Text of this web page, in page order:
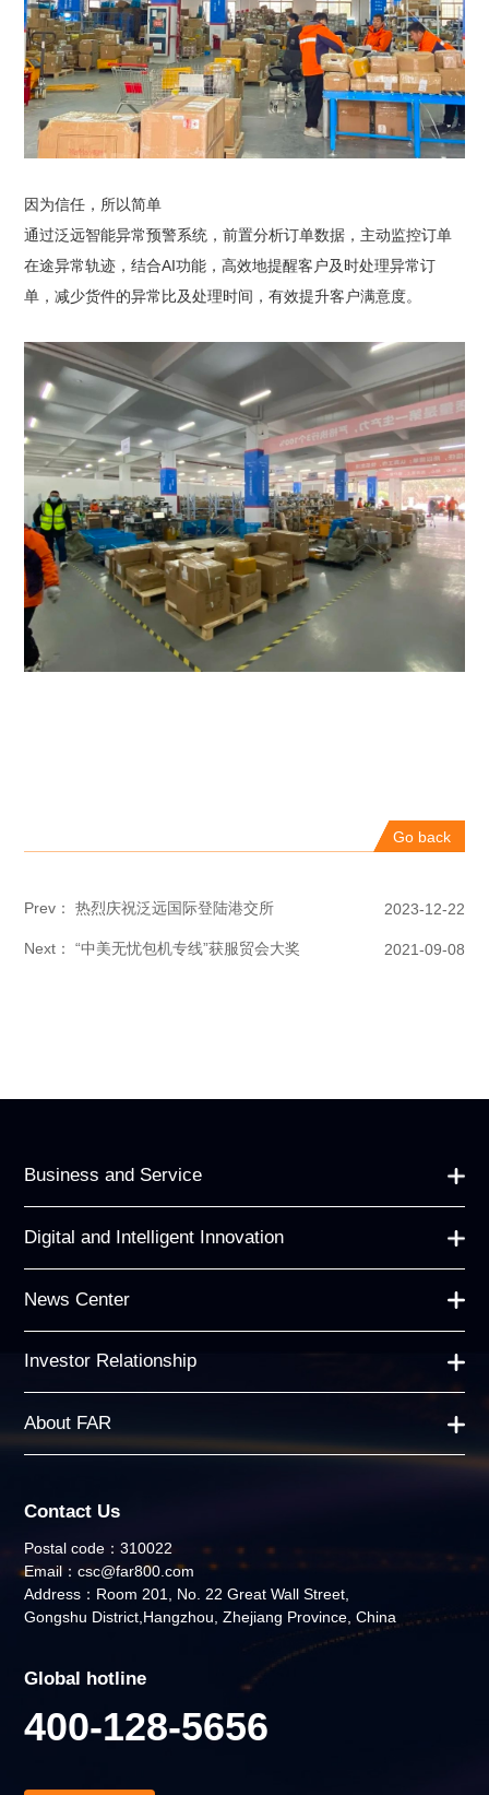
因为信任，所以简单
通过泛远智能异常预警系统，前置分析订单数据，主动监控订单
在途异常轨迹，结合AI功能，高效地提醒客户及时处理异常订
单，减少货件的异常比及处理时间，有效提升客户满意度。
Go back
Prev： 热烈庆祝泛远国际登陆港交所 2023-12-22
Next： “中美无忧包机专线”获服贸会大奖 2021-09-08
Business and Service
Digital and Intelligent Innovation
News Center
Investor Relationship
About FAR
Contact Us
Postal code：310022
Email：csc@far800.com
Address：Room 201, No. 22 Great Wall Street,
Gongshu District,Hangzhou, Zhejiang Province, China
Global hotline
400-128-5656